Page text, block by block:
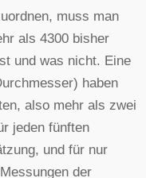
muss man
als 4300 bisher
und was nicht. Eine
haben
also mehr als zwei
jeden fünften
und für nur
der